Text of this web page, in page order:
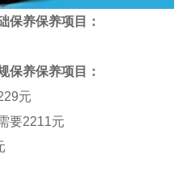
保养保养项目：
保养保养项目：
元
要2211元